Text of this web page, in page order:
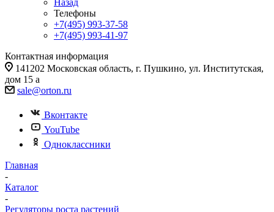
Назад
Телефоны
+7(495) 993-37-58
+7(495) 993-41-97
Контактная информация
141202 Московская область, г. Пушкино, ул. Институтская,
дом 15 а
sale@orton.ru
Вконтакте
YouTube
Одноклассники
Главная
-
Каталог
-
Регуляторы роста растений